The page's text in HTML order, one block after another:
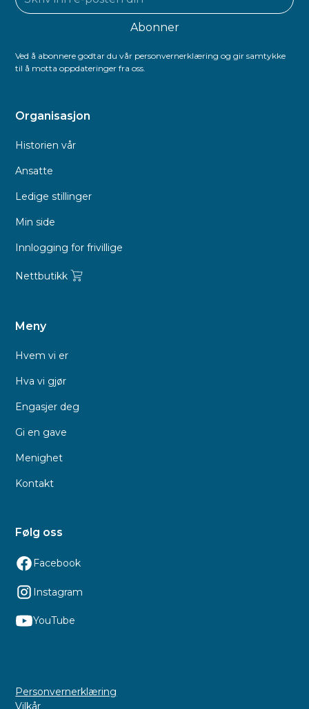
Ved å abonnere godtar du vår personvernerklæring og gir samtykke
til å motta oppdateringer fra oss.
Organisasjon
Historien vår
Ansatte
Ledige stillinger
Min side
Innlogging for frivillige
Nettbutikk
Meny
Hvem vi er
Hva vi gjør
Engasjer deg
Gi en gave
Menighet
Kontakt
Følg oss
Facebook
Instagram
YouTube
Personvernerklæring